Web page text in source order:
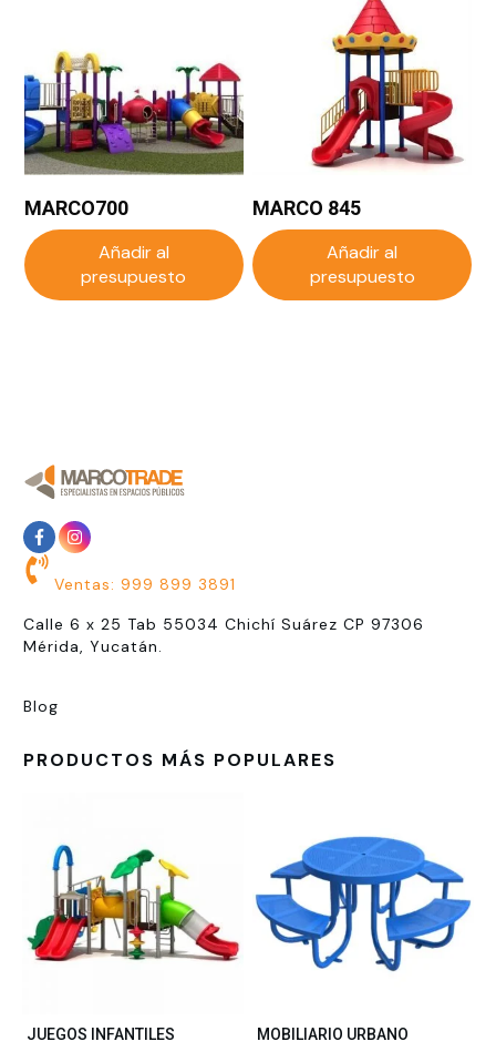
MARCO700
Añadir al
presupuesto
MARCO 845
Añadir al
presupuesto
Ventas: 999 899 3891
Calle 6 x 25 Tab 55034 Chichí Suárez CP 97306
Mérida, Yucatán.
Blog
PRODUCTOS MÁS POPULARES
JUEGOS INFANTILES MOBILIARIO URBANO